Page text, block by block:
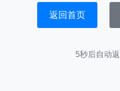
返回首页
5秒后自动